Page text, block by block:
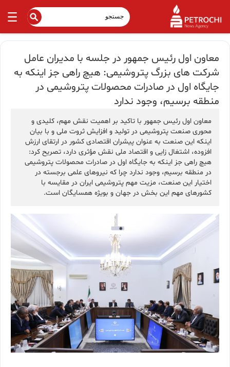
معاون اول رئیس جمهور در جلسه با مدیران عامل
شرکت های بزرگ پتروشیمی: هیچ راهی جز اینکه به
جایگاه اول در صادرات محصولات پتروشیمی در
منطقه برسیم، وجود ندارد
معاون اول رئیس جمهور با تاکید بر اهمیت نقش مهم، کلیدی و
محوری صنعت پتروشیمی در تولید و افزایش ثروت ملی و با بیان
اینکه این صنعت به عنوان پیشران اقتصادی کشور در ارتقای ارزش
افزوده، اشتغال زایی و اقتصاد ملی نقش مؤثری دارد، تصریح کرد:
هیچ راهی جز اینکه به جایگاه اول در صادرات محصولات پتروشیمی
در منطقه برسیم، وجود ندارد چرا که نیروهای علمی برجسته در
اختیار این صنعت، مزیت مهم پتروشیمی ایران در مقایسه با
کشورهای مهم این بخش در جهان و بویژه همسایگان است.